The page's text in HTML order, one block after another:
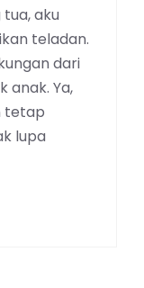
aku
teladan.
dari
anak. Ya,
tetap
lupa